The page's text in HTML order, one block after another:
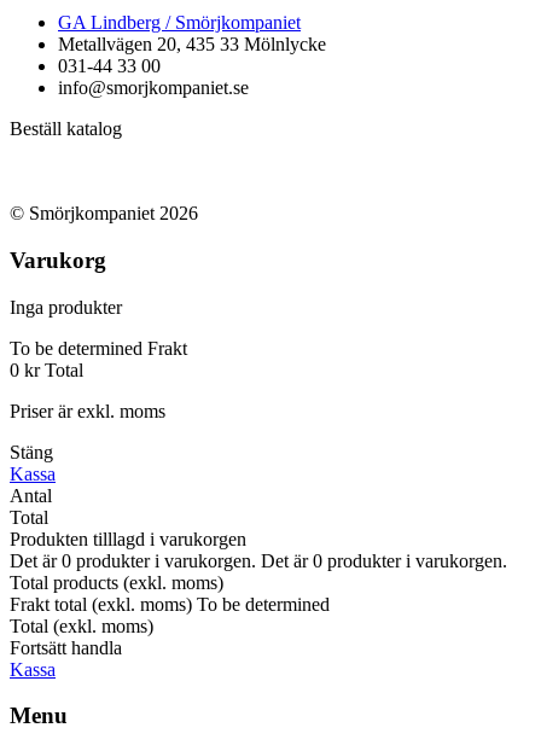
GA Lindberg / Smörjkompaniet
Metallvägen 20, 435 33 Mölnlycke
031-44 33 00
info@smorjkompaniet.se
Beställ katalog
© Smörjkompaniet 2026
Varukorg
Inga produkter
To be determined Frakt
0 kr Total
Priser är exkl. moms
Stäng
Kassa
Antal
Total
Produkten tilllagd i varukorgen
Det är0 produkter i varukorgen. Det är0 produkter i varukorgen.
Total products (exkl. moms)
Frakt total (exkl. moms) To be determined
Total (exkl. moms)
Fortsätt handla
Kassa
Menu